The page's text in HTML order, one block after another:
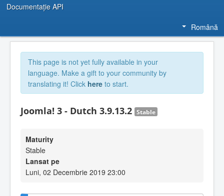
Documentaţie API
Română
This page is not yet fully available in your
language. Make a gift to your community by
translating it! Click here to start.
Joomla! 3 - Dutch 3.9.13.2 Stable
Maturity
Stable
Lansat pe
Luni, 02 Decembrie 2019 23:00